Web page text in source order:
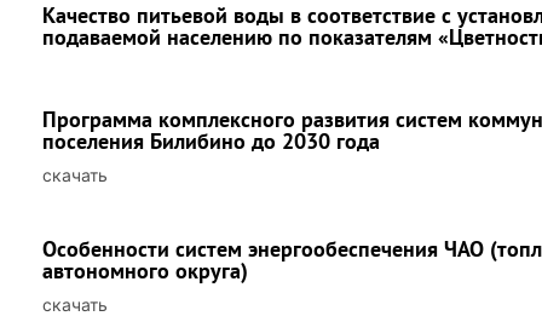
Качество питьевой воды в соответствие с
подаваемой населению по показателям
Программа комплексного развития систем
поселения Билибино до 2030 года
скачать
Особенности систем энергообеспечения ЧАО
автономного округа)
скачать